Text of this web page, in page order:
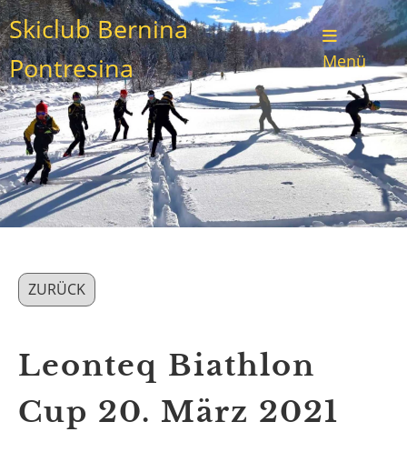
Skiclub Bernina
Pontresina
Menü
ZURÜCK
Leonteq Biathlon
Cup 20. März 2021